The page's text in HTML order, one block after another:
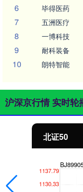
6 毕得医药
7 五洲医疗
8 一博科技
9 耐科装备
10 朗特智能
沪深京行情 实时轮
北证50